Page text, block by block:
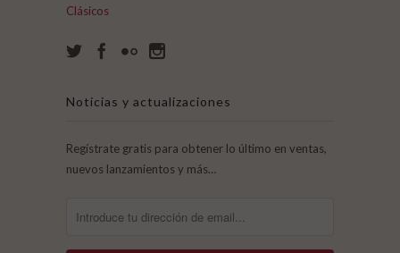
Clásicos
Noticias y actualizaciones
Regístrate gratis para obtener lo último en ventas,
nuevos lanzamientos y más…